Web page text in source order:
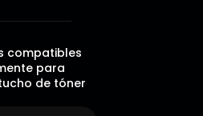
compatibles
para
de tóner